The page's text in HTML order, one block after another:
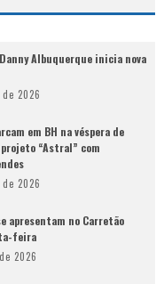
Albuquerque inicia nova
2026
em BH na véspera de
“Astral” com
2026
apresentam no Carretão
feira
2026